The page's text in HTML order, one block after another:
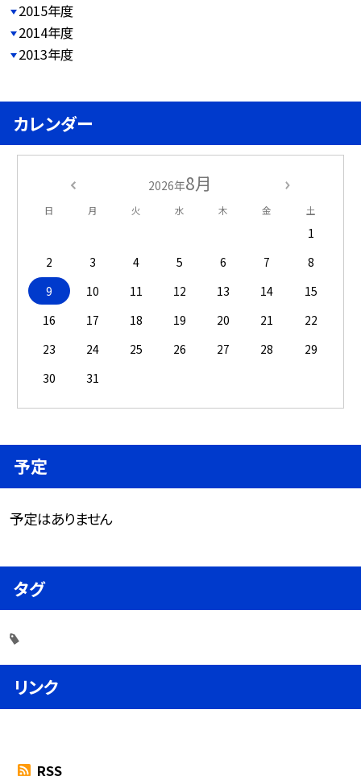
2015年度
2014年度
2013年度
カレンダー
2026年8月
日 月 火 水 木 金 土
1
2
3 4 5 6 7
8
9
10 11 12 13 14
15
16
17 18 19 20 21
22
23
24 25 26 27 28
29
30
31
予定
予定はありません
タグ
リンク
RSS